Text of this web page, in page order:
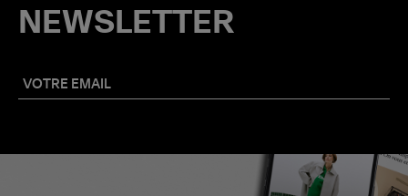
NEWSLETTER